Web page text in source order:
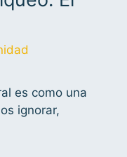
es como una
ignorar,